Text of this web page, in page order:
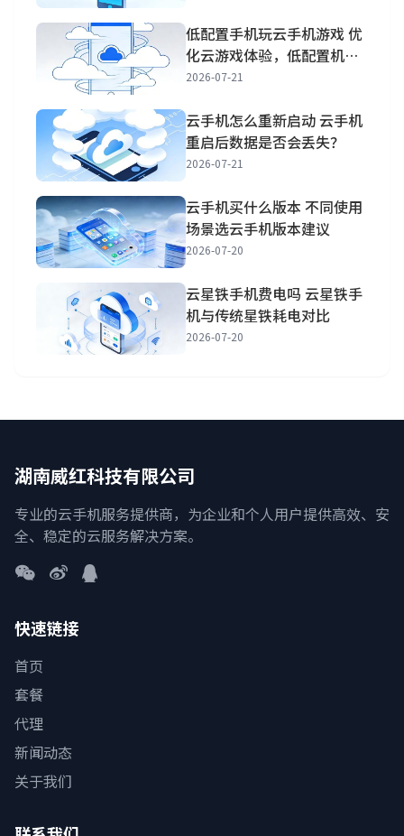
低配置手机玩云手机游戏 优
化云游戏体验，低配置机也
能畅玩
2026-07-21
云手机怎么重新启动 云手机
重启后数据是否会丢失？
2026-07-21
云手机买什么版本 不同使用
场景选云手机版本建议
2026-07-20
云星铁手机费电吗 云星铁手
机与传统星铁耗电对比
2026-07-20
湖南威红科技有限公司
专业的云手机服务提供商，为企业和个人用户提供高效、安
全、稳定的云服务解决方案。
快速链接
首页
套餐
代理
新闻动态
关于我们